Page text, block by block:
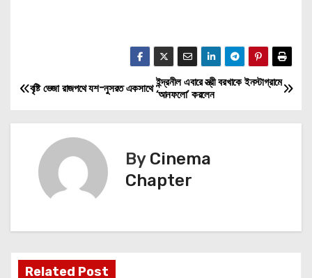
P
o
a
v
ইন্দ্রনীল এবারে স্ত্রী বরখাকে ইনস্টাগ্রামে
‘আনফলো’ করলেন
বৃষ্টি ভেজা রাজপথে যশ-নুসরত একসাথে
By Cinema
Chapter
Related Post